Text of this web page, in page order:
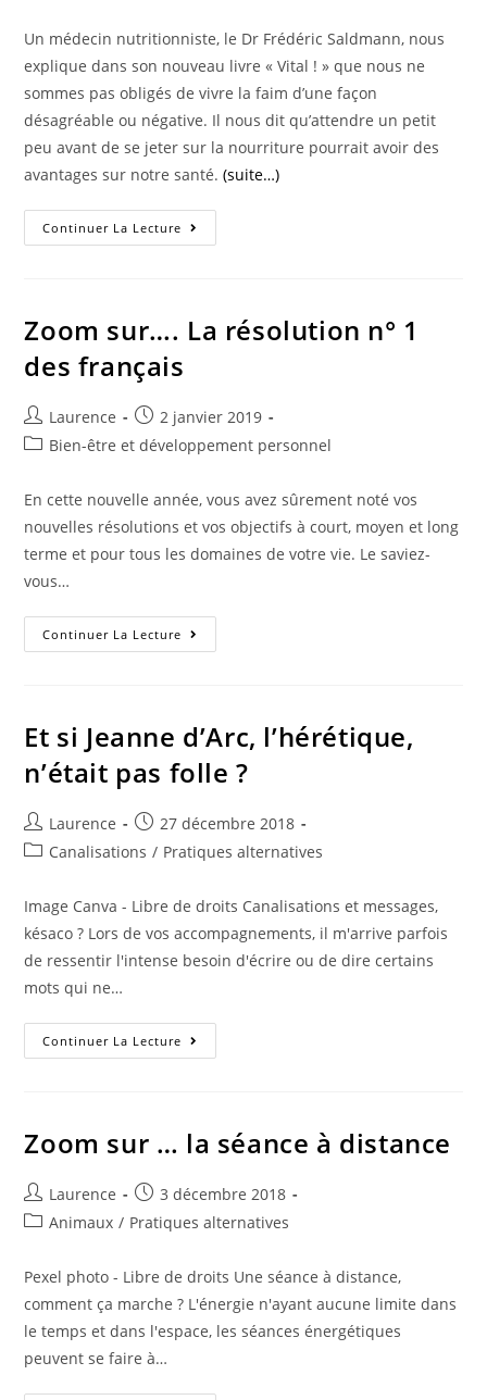
Un médecin nutritionniste, le Dr Frédéric Saldmann, nous
explique dans son nouveau livre « Vital ! » que nous ne
sommes pas obligés de vivre la faim d’une façon
désagréable ou négative. Il nous dit qu’attendre un petit
peu avant de se jeter sur la nourriture pourrait avoir des
avantages sur notre santé.(suite…)
Continuer La Lecture Zoom
Sur…
Zoom sur…. La résolution n° 1
des français
Auteur/autrice
de
Laurence
Publication
publiée :
2 janvier 2019
PostBien-être et développement personnel
En cette nouvelle année, vous avez sûrement noté vos
nouvelles résolutions et vos objectifs à court, moyen et long
terme et pour tous les domaines de votre vie. Le saviez-
vous…
Continuer La Lecture Zoom
Sur….
Des
Français
Et si Jeanne d’Arc, l’hérétique,
n’était pas folle ?
Auteur/autrice
de
Laurence
Publication
publiée :
27 décembre 2018
PostCanalisations / Pratiques alternatives
Image Canva - Libre de droits Canalisations et messages,
késaco ? Lors de vos accompagnements, il m'arrive parfois
de ressentir l'intense besoin d'écrire ou de dire certains
mots qui ne…
Continuer La Lecture Et
Si
Pas
Folle
Zoom sur … la séance à distance
Auteur/autrice
de
Laurence
Publication
publiée :
3 décembre 2018
PostAnimaux / Pratiques alternatives
Pexel photo - Libre de droits Une séance à distance,
comment ça marche ? L'énergie n'ayant aucune limite dans
le temps et dans l'espace, les séances énergétiques
peuvent se faire à…